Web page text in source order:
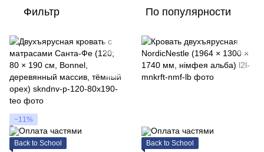
Фильтр По популярности
−11%
Back to School
Back to School